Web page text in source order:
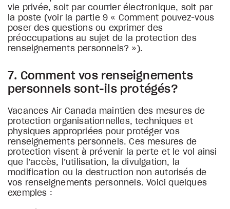
vie privée, soit par courrier électronique, soit par
la poste (voir la partie 9 « Comment pouvez-vous
poser des questions ou exprimer des
préoccupations au sujet de la protection des
renseignements personnels? »).
7. Comment vos renseignements
personnels sont-ils protégés?
Vacances Air Canada maintien des mesures de
protection organisationnelles, techniques et
physiques appropriées pour protéger vos
renseignements personnels. Ces mesures de
protection visent à prévenir la perte et le vol ainsi
que l’accès, l’utilisation, la divulgation, la
modification ou la destruction non autorisés de
vos renseignements personnels. Voici quelques
exemples :